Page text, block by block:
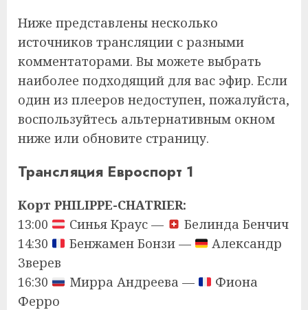
Ниже представлены несколько
источников трансляции с разными
комментаторами. Вы можете выбрать
наиболее подходящий для вас эфир. Если
один из плееров недоступен, пожалуйста,
воспользуйтесь альтернативным окном
ниже или обновите страницу.
Трансляция Евроспорт 1
Корт PHILIPPE-CHATRIER:
13:00
Синья Краус —
Белинда Бенчич
14:30
Бенжамен Бонзи —
Александр
Зверев
16:30
Мирра Андреева —
Фиона
Ферро